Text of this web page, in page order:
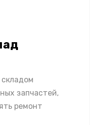
запчастей,
ремонт